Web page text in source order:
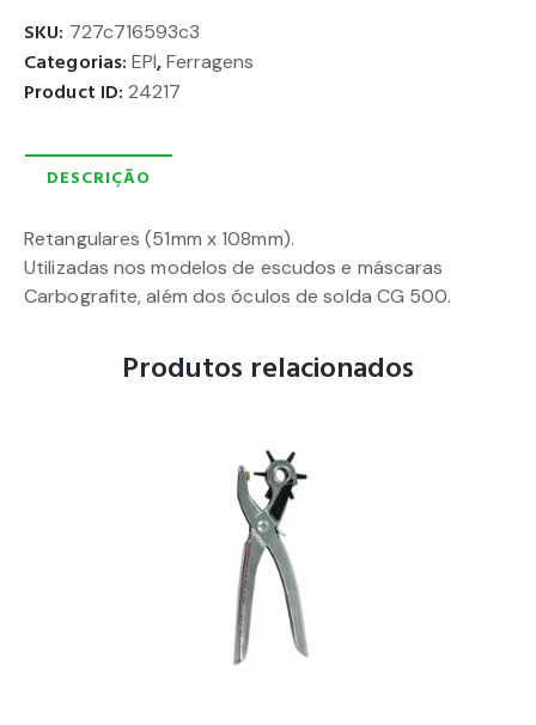
SKU: 727c716593c3
Categorias:EPI,Ferragens
Product ID:24217
DESCRIÇÃO
Retangulares (51mm x 108mm).
Utilizadas nos modelos de escudos e máscaras
Carbografite, além dos óculos de solda CG 500.
Produtos relacionados